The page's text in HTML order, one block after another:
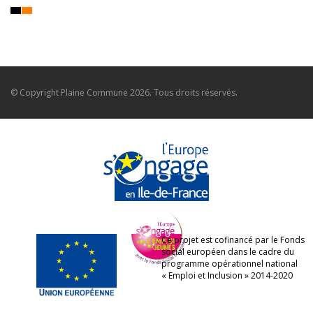
© Copyright Plaine Commune 2026. Tous droits réservés.
Ce projet est cofinancé par le Fonds
social européen dans le cadre du
programme opérationnel national
« Emploi et Inclusion » 2014-2020